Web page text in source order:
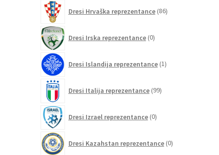
Dresi Hrvaška reprezentance 86izdelkov
Dresi Irska reprezentance 0izdelkov
Dresi Islandija reprezentance 1izdelek
Dresi Italija reprezentance 99izdelkov
Dresi Izrael reprezentance 0izdelkov
Dresi Kazahstan reprezentance 0izdelkov